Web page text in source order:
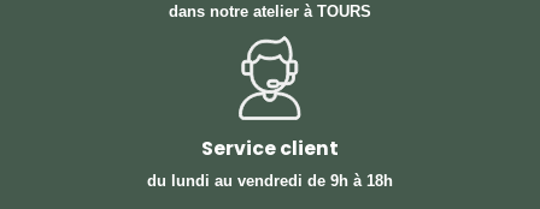
dans notre atelier à TOURS
Service client
du lundi au vendredi de 9h à 18h